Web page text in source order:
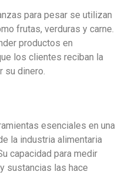
para pesar se utilizan
frutas, verduras y carne.
productos en
los clientes reciban la
su dinero.
esenciales en una
la industria alimentaria
capacidad para medir
sustancias las hace